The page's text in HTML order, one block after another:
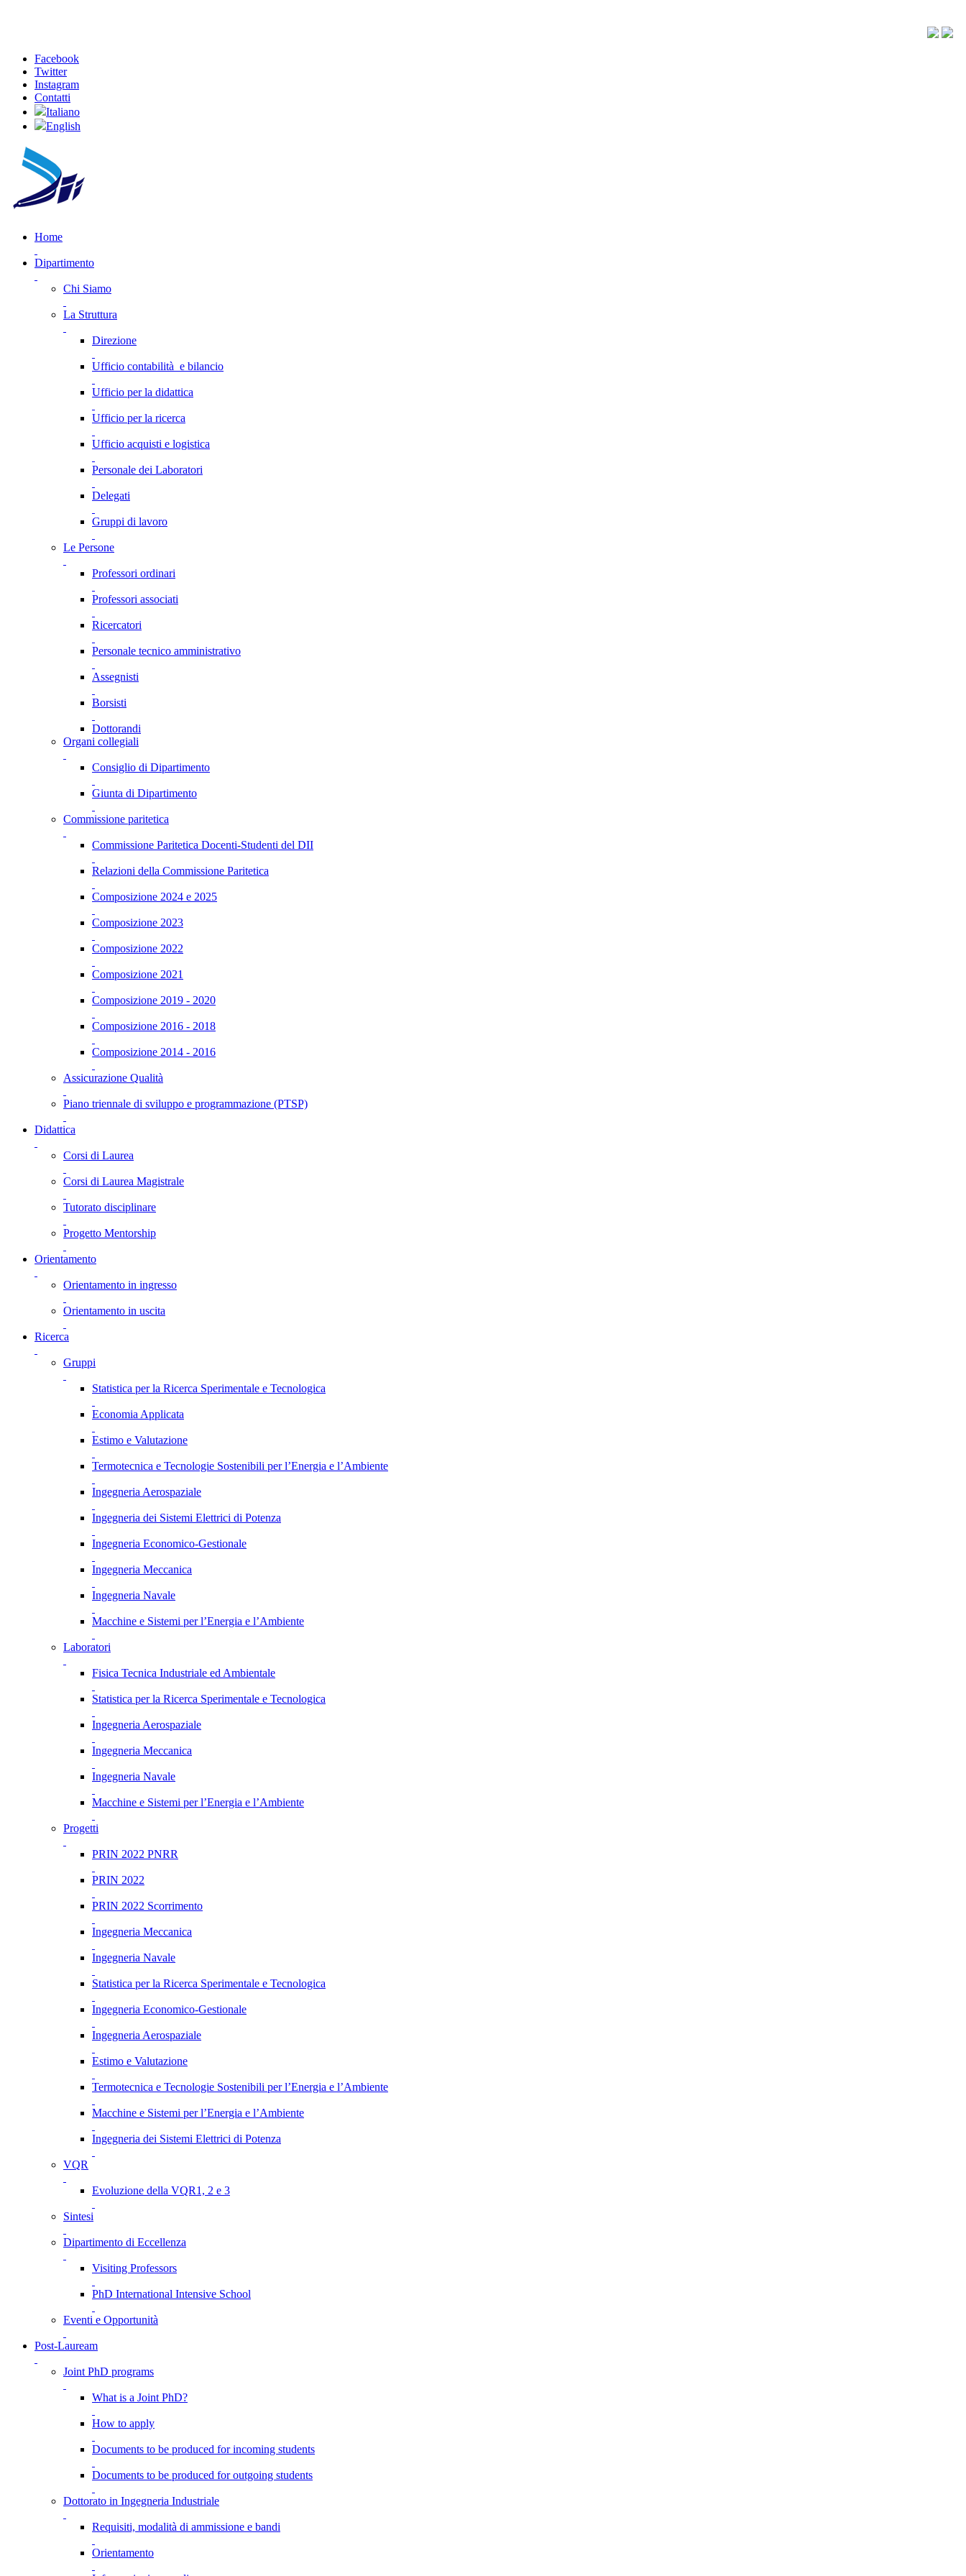
Facebook
Twitter
Instagram
Contatti
Italiano
English
Home
Dipartimento
Chi Siamo
La Struttura
Direzione
Ufficio contabilità e bilancio
Ufficio per la didattica
Ufficio per la ricerca
Ufficio acquisti e logistica
Personale dei Laboratori
Delegati
Gruppi di lavoro
Le Persone
Professori ordinari
Professori associati
Ricercatori
Personale tecnico amministrativo
Assegnisti
Borsisti
Dottorandi
Organi collegiali
Consiglio di Dipartimento
Giunta di Dipartimento
Commissione paritetica
Commissione Paritetica Docenti-Studenti del DII
Relazioni della Commissione Paritetica
Composizione 2024 e 2025
Composizione 2023
Composizione 2022
Composizione 2021
Composizione 2019 - 2020
Composizione 2016 - 2018
Composizione 2014 - 2016
Assicurazione Qualità
Piano triennale di sviluppo e programmazione (PTSP)
Didattica
Corsi di Laurea
Corsi di Laurea Magistrale
Tutorato disciplinare
Progetto Mentorship
Orientamento
Orientamento in ingresso
Orientamento in uscita
Ricerca
Gruppi
Statistica per la Ricerca Sperimentale e Tecnologica
Economia Applicata
Estimo e Valutazione
Termotecnica e Tecnologie Sostenibili per l’Energia e l’Ambiente
Ingegneria Aerospaziale
Ingegneria dei Sistemi Elettrici di Potenza
Ingegneria Economico-Gestionale
Ingegneria Meccanica
Ingegneria Navale
Macchine e Sistemi per l’Energia e l’Ambiente
Laboratori
Fisica Tecnica Industriale ed Ambientale
Statistica per la Ricerca Sperimentale e Tecnologica
Ingegneria Aerospaziale
Ingegneria Meccanica
Ingegneria Navale
Macchine e Sistemi per l’Energia e l’Ambiente
Progetti
PRIN 2022 PNRR
PRIN 2022
PRIN 2022 Scorrimento
Ingegneria Meccanica
Ingegneria Navale
Statistica per la Ricerca Sperimentale e Tecnologica
Ingegneria Economico-Gestionale
Ingegneria Aerospaziale
Estimo e Valutazione
Termotecnica e Tecnologie Sostenibili per l’Energia e l’Ambiente
Macchine e Sistemi per l’Energia e l’Ambiente
Ingegneria dei Sistemi Elettrici di Potenza
VQR
Evoluzione della VQR1, 2 e 3
Sintesi
Dipartimento di Eccellenza
Visiting Professors
PhD International Intensive School
Eventi e Opportunità
Post-Lauream
Joint PhD programs
What is a Joint PhD?
How to apply
Documents to be produced for incoming students
Documents to be produced for outgoing students
Dottorato in Ingegneria Industriale
Requisiti, modalità di ammissione e bandi
Orientamento